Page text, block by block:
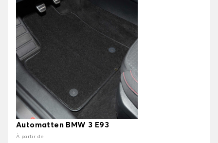
Automatten BMW 3 E93
À partir de